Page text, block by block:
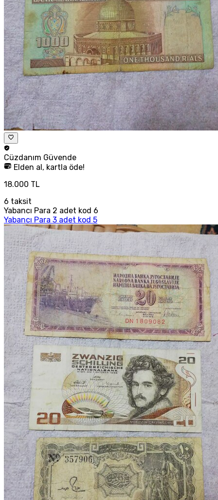
Cüzdanım Güvende
Elden al, kartla öde!
18.000 TL
6 taksit
Yabancı Para 2 adet kod 6
Yabancı Para 3 adet kod 5